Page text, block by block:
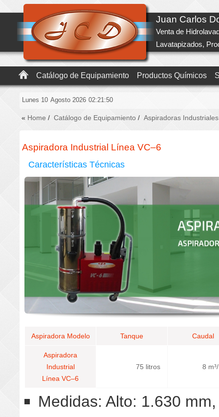
Juan Carlos
Venta de
Lavatapizados,
Catálogo de Equipamiento Productos Químicos
Lunes 10 Agosto 2026 02:21:51
« Home / Catálogo de Equipamiento / Aspiradoras Industriales
Aspiradora Industrial Línea VC–6
Características Técnicas
Aspiradora Modelo Tanque Caudal
Aspiradora
Industrial
Línea VC–6
75 litros 8
Medidas: Alto: 1.630